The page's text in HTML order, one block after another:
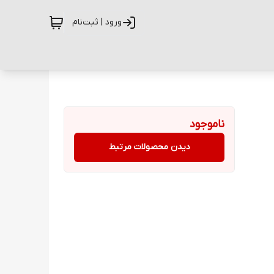
ورود | ثبت‌نام
ناموجود
دیدن محصولات مرتبط